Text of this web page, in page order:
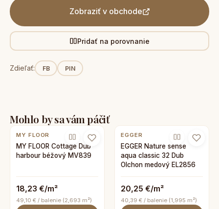
Zobraziť v obchode
Pridať na porovnanie
Zdieľať: FB PIN
Mohlo by sa vám páčiť
MY FLOOR
MY FLOOR Cottage Dub
harbour béžový MV839
18,23 €/m²
49,10 € / balenie (2,693 m²)
EGGER
EGGER Nature sense
aqua classic 32 Dub
Olchon medový EL2856
20,25 €/m²
40,39 € / balenie (1,995 m²)